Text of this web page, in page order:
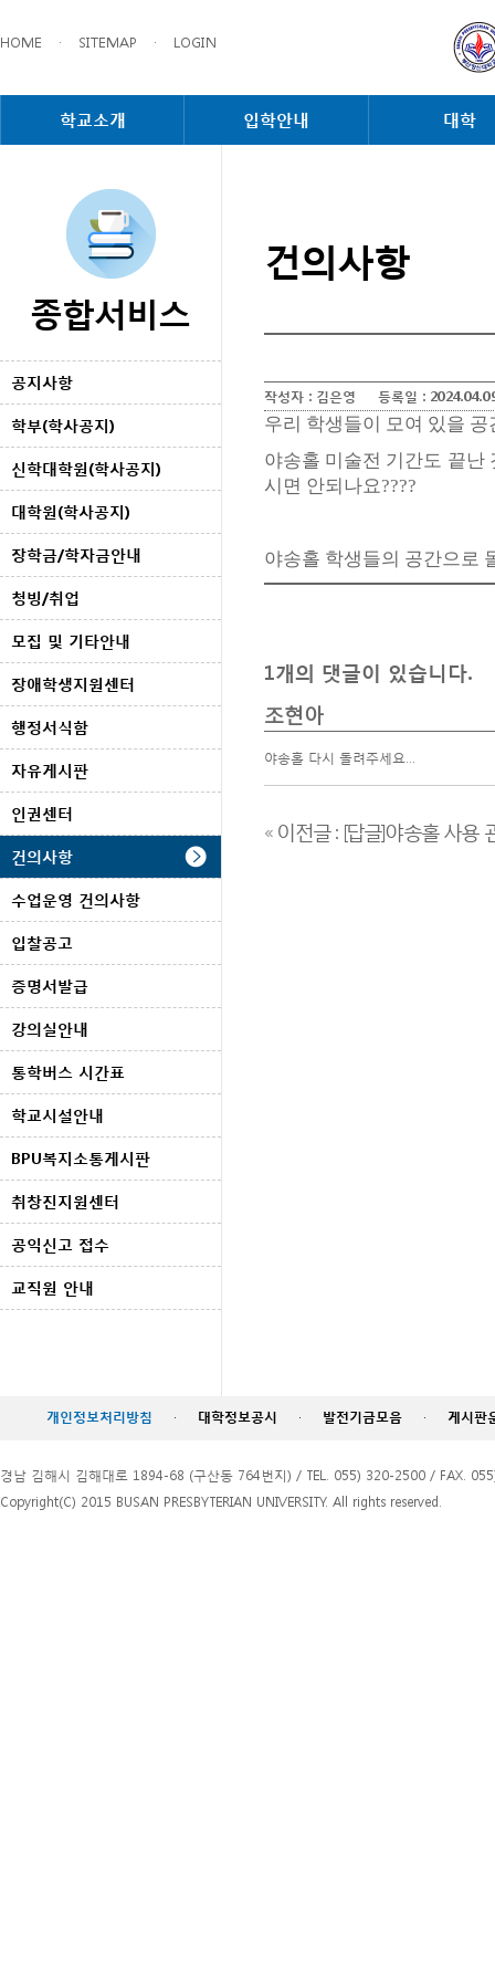
HOME · SITEMAP · LOGIN
학교소개 입학안내 대학
종합서비스
공지사항
학부(학사공지)
신학대학원(학사공지)
대학원(학사공지)
장학금/학자금안내
청빙/취업
모집 및 기타안내
장애학생지원센터
행정서식함
자유게시판
인권센터
건의사항
수업운영 건의사항
입찰공고
증명서발급
강의실안내
통학버스 시간표
학교시설안내
BPU복지소통게시판
취창진지원센터
공익신고 접수
교직원 안내
건의사항
작성자 : 김은영 등록일 :
우리 학생들이 모여 있을
야송홀 미술전 기간도 끝난
시면 안되나요????
야송홀 학생들의 공간으로
1 개의 댓글이 있습니다.
조현아
야송홀 다시 돌려주세요...
« 이전글 : [답글]야송홀 사용
개인정보처리방침 · 대학정보공시 · 발전기금모음 · 게시판
경남 김해시 김해대로 1894-68 (구산동 764번지) / TEL. 055) 320-2500 / FAX.
Copyright(C) 2015 BUSAN PRESBYTERIAN UNIVERSITY. All rights reserved.